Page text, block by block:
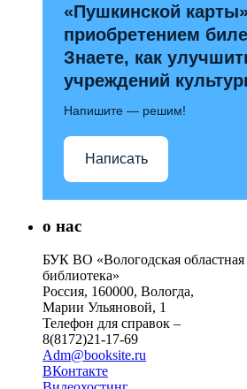
«Пушкинской
приобретением
Знаете, как
учреждений
Напишите — решим!
Написать
о нас
БУК ВО «Вологодская областная
библиотека»
Россия, 160000, Вологда,
Марии Ульяновой, 1
Телефон для справок –
8(8172)21-17-69
Adm@booksite.ru
ВКонтакте